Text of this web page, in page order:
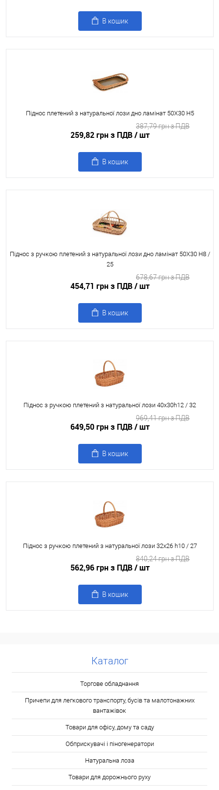
В кошик
Піднос плетений з натуральної лози дно ламінат 50X30 H5
259,82 грн з ПДВ/ шт
387,79 грн з ПДВ
В кошик
Піднос з ручкою плетений з натуральної лози дно ламінат 50X30 H8 /
25
454,71 грн з ПДВ/ шт
678,67 грн з ПДВ
В кошик
Піднос з ручкою плетений з натуральної лози 40x30h12 / 32
649,50 грн з ПДВ/ шт
969,41 грн з ПДВ
В кошик
Піднос з ручкою плетений з натуральної лози 32x26 h10 / 27
562,96 грн з ПДВ/ шт
840,24 грн з ПДВ
В кошик
Каталог
Торгове обладнання
Причепи для легкового транспорту, бусів та малотонажних
вантажівок
Товари для офісу, дому та саду
Обприскувачі і піногенератори
Натуральна лоза
Товари для дорожнього руху